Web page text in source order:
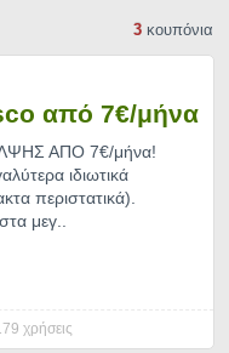
3κουπόνια
από 7€/μήνα
ΑΠΟ 7€/μήνα!
ιδιωτικά
περιστατικά).
μεγ..
χρήσεις